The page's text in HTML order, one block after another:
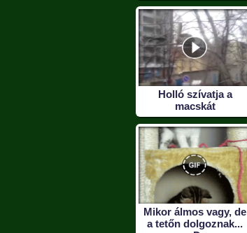
Holló szívatja a
macskát
Mikor álmos vagy, de
a tetőn dolgoznak...